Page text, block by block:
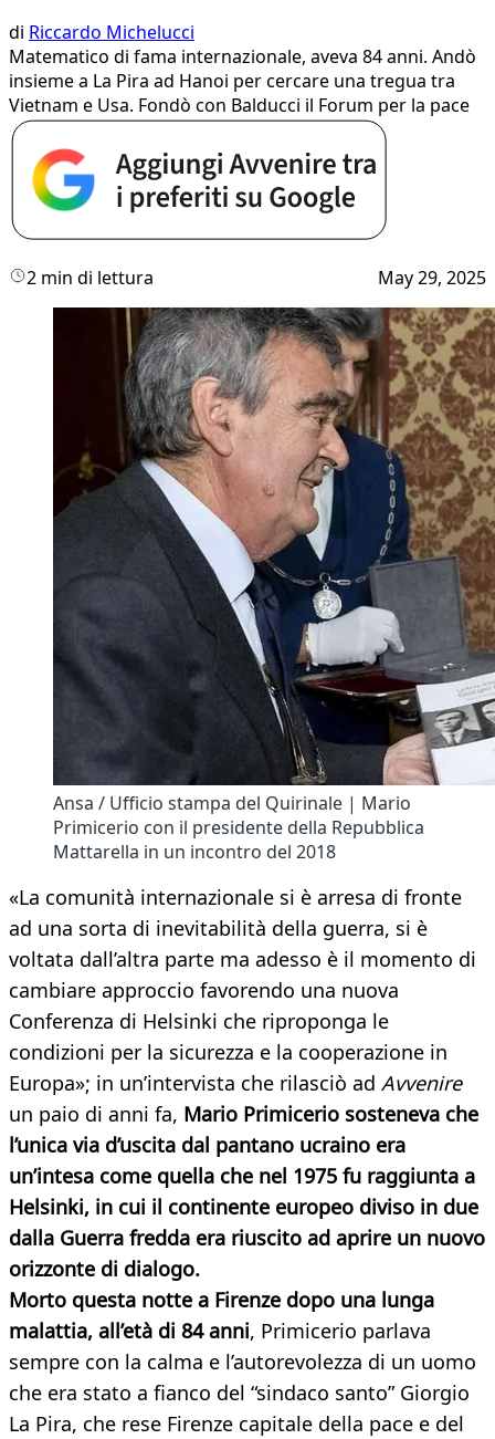
di Riccardo Michelucci
Matematico di fama internazionale, aveva 84 anni. Andò
insieme a La Pira ad Hanoi per cercare una tregua tra
Vietnam e Usa. Fondò con Balducci il Forum per la pace
2 min di lettura May 29, 2025
Ansa / Ufficio stampa del Quirinale | Mario
Primicerio con il presidente della Repubblica
Mattarella in un incontro del 2018
«La comunità internazionale si è arresa di fronte
ad una sorta di inevitabilità della guerra, si è
voltata dall’altra parte ma adesso è il momento di
cambiare approccio favorendo una nuova
Conferenza di Helsinki che riproponga le
condizioni per la sicurezza e la cooperazione in
Europa»; in un’intervista che rilasciò ad Avvenire
un paio di anni fa, Mario Primicerio sosteneva che
l’unica via d’uscita dal pantano ucraino era
un’intesa come quella che nel 1975 fu raggiunta a
Helsinki, in cui il continente europeo diviso in due
dalla Guerra fredda era riuscito ad aprire un nuovo
orizzonte di dialogo.
Morto questa notte a Firenze dopo una lunga
malattia, all’età di 84 anni, Primicerio parlava
sempre con la calma e l’autorevolezza di un uomo
che era stato a fianco del “sindaco santo” Giorgio
La Pira, che rese Firenze capitale della pace e del